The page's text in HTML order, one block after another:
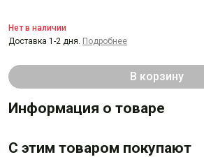
В корзину
Нет в наличии
Доставка 1-2 дня. Подробнее
Информация о товаре
С этим товаром покупают